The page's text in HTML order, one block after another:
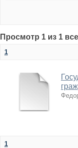
Просмотр 1 из 1
1
1